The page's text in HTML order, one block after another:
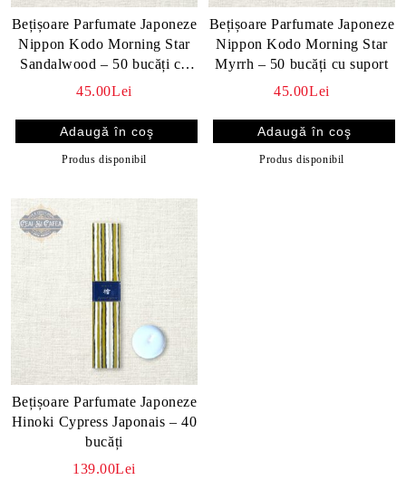
Bețișoare Parfumate Japoneze
Nippon Kodo Morning Star
Sandalwood – 50 bucăți cu
suport
45.00Lei
Produs disponibil
Bețișoare Parfumate Japoneze
Nippon Kodo Morning Star
Myrrh – 50 bucăți cu suport
45.00Lei
Produs disponibil
Bețișoare Parfumate Japoneze
Hinoki Cypress Japonais – 40
bucăți
139.00Lei